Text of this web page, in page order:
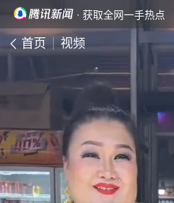
· 获取全网一手热点
首页 视频